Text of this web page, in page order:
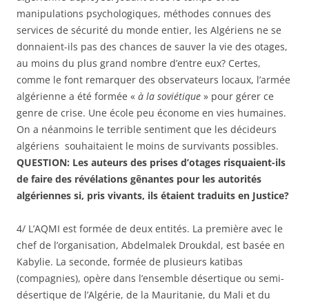
manipulations psychologiques, méthodes connues des
services de sécurité du monde entier, les Algériens ne se
donnaient-ils pas des chances de sauver la vie des otages,
au moins du plus grand nombre d’entre eux? Certes,
comme le font remarquer des observateurs locaux, l’armée
algérienne a été formée « à la soviétique » pour gérer ce
genre de crise. Une école peu économe en vies humaines.
On a néanmoins le terrible sentiment que les décideurs
algériens souhaitaient le moins de survivants possibles.
QUESTION: Les auteurs des prises d’otages risquaient-ils
de faire des révélations gênantes pour les autorités
algériennes si, pris vivants, ils étaient traduits en Justice?
4/ L’AQMI est formée de deux entités. La première avec le
chef de l’organisation, Abdelmalek Droukdal, est basée en
Kabylie. La seconde, formée de plusieurs katibas
(compagnies), opère dans l’ensemble désertique ou semi-
désertique de l’Algérie, de la Mauritanie, du Mali et du